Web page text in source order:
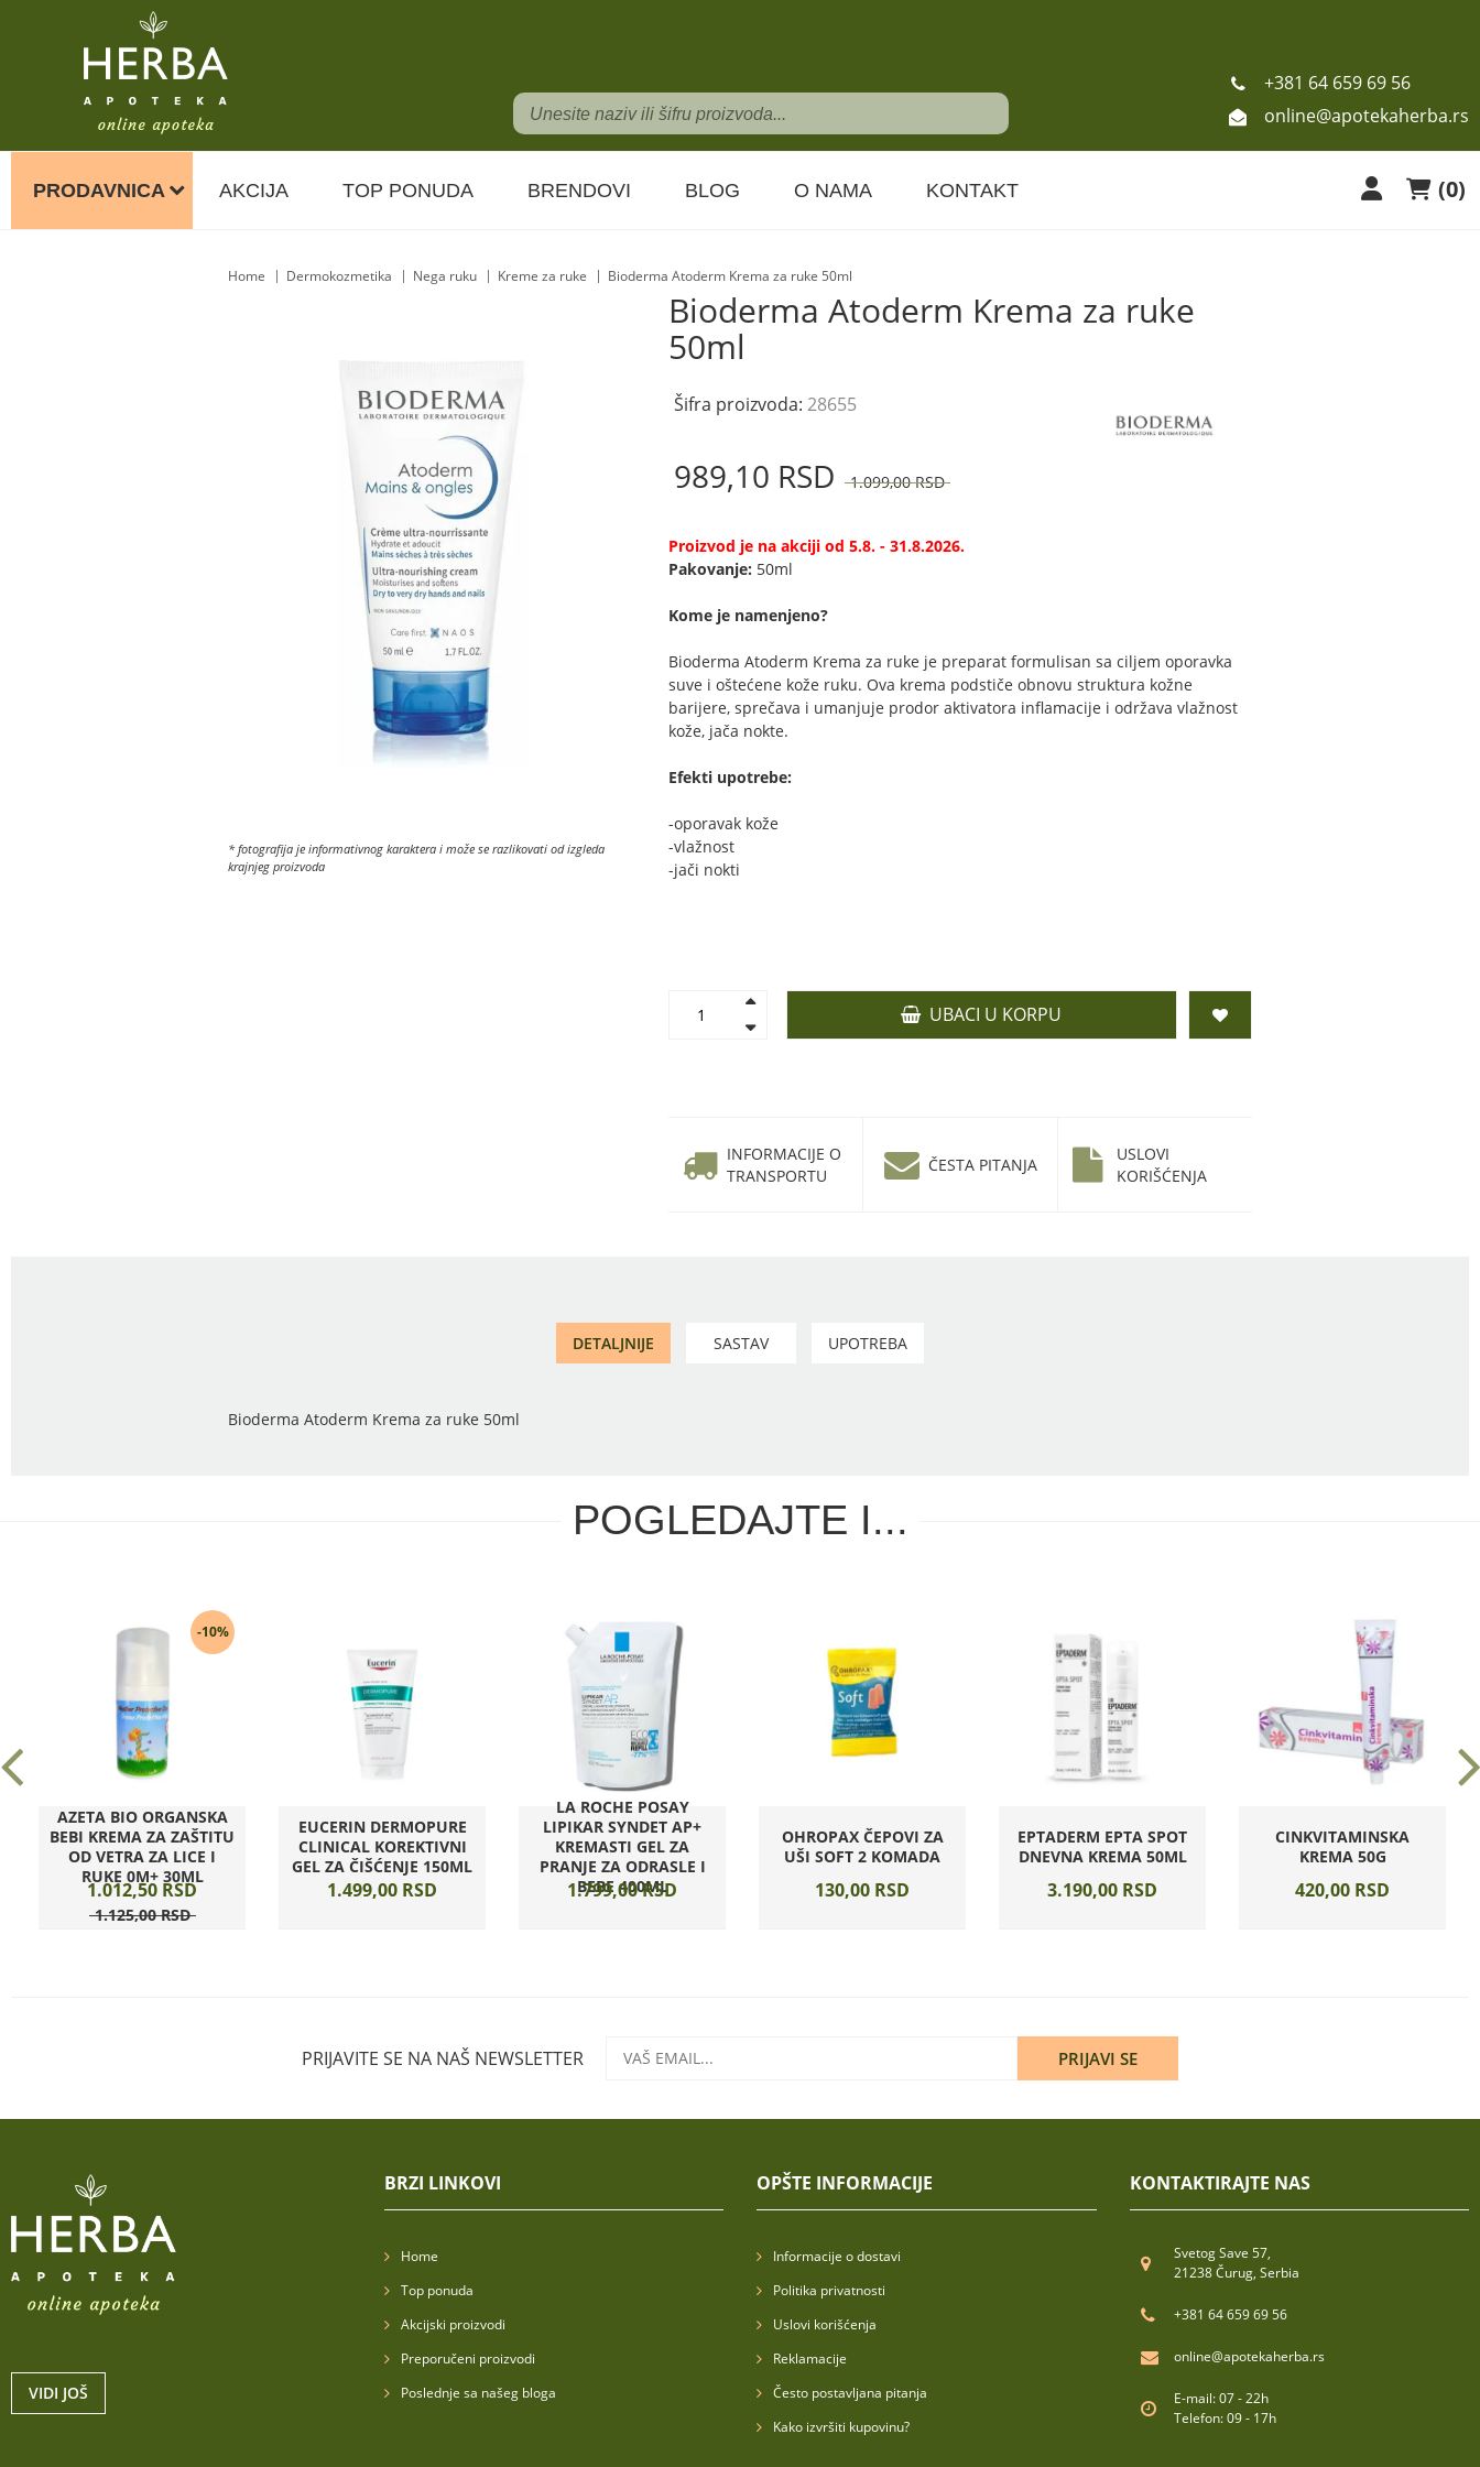
(0)
+381 64 659 69 56
online@apotekaherba.rs
PRODAVNICA AKCIJA TOP PONUDA BRENDOVI BLOG O NAMA KONTAKT
Home Dermokozmetika Nega ruku Kreme za ruke Bioderma Atoderm Krema za ruke 50ml
* fotografija je informativnog karaktera i može se razlikovati od izgleda
krajnjeg proizvoda
Bioderma Atoderm Krema za ruke
50ml
Šifra proizvoda: 28655
989,10 RSD 1.099,00 RSD
Proizvod je na akciji od 5.8. - 31.8.2026.
Pakovanje: 50ml
Kome je namenjeno?
Bioderma Atoderm Krema za ruke je preparat formulisan sa ciljem oporavka
suve i oštećene kože ruku. Ova krema podstiče obnovu struktura kožne
barijere, sprečava i umanjuje prodor aktivatora inflamacije i održava vlažnost
kože, jača nokte.
Efekti upotrebe:
-oporavak kože
-vlažnost
-jači nokti
UBACI U KORPU
INFORMACIJE O
TRANSPORTU
ČESTA PITANJA
USLOVI
KORIŠĆENJA
DETALJNIJE SASTAV UPOTREBA
Bioderma Atoderm Krema za ruke 50ml
POGLEDAJTE I...
-10%
AZETA BIO ORGANSKA
BEBI KREMA ZA ZAŠTITU
OD VETRA ZA LICE I
RUKE 0M+ 30ML
1.012,50 RSD
1.125,00 RSD
EUCERIN DERMOPURE
CLINICAL KOREKTIVNI
GEL ZA ČIŠĆENJE 150ML
1.499,00 RSD
LA ROCHE POSAY
LIPIKAR SYNDET AP+
KREMASTI GEL ZA
PRANJE ZA ODRASLE I
BEBE 400ML
1.799,00RSD
OHROPAX ČEPOVI ZA
UŠI SOFT 2 KOMADA
130,00 RSD
EPTADERM EPTA SPOT
DNEVNA KREMA 50ML
3.190,00 RSD
CINKVITAMINSKA
KREMA 50G
420,00 RSD
PRIJAVITE SE NA NAŠ NEWSLETTER PRIJAVI SE
VIDI JOŠ
BRZI LINKOVI
Home
Top ponuda
Akcijski proizvodi
Preporučeni proizvodi
Poslednje sa našeg bloga
OPŠTE INFORMACIJE
Informacije o dostavi
Politika privatnosti
Uslovi korišćenja
Reklamacije
Često postavljana pitanja
Kako izvršiti kupovinu?
KONTAKTIRAJTE NAS
Svetog Save 57,
21238 Čurug, Serbia
+381 64 659 69 56
online@apotekaherba.rs
E-mail: 07 - 22h
Telefon: 09 - 17h